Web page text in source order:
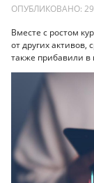
ОПУБЛИКОВАНО:
Вместе с ростом
от других активов,
также прибавили в